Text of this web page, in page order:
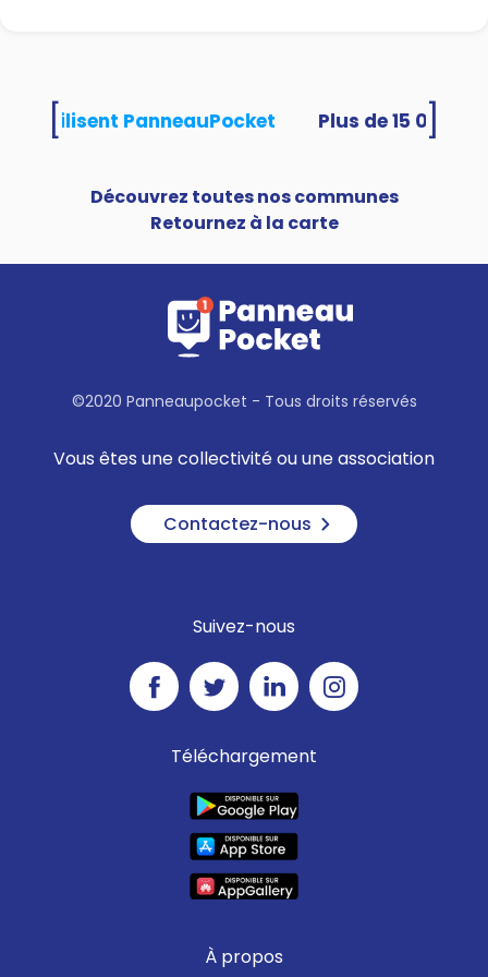
histoires d’amour interdites."
Plus d’infos ? 02 32 34 01 14
Du 24 au 28 août au
Summer Camp avec le NB
Basket 🏀
Catégories U11 à U18, de 9h à
16h30, au gymnase du Haut-
Pour réserver ?07 68 37 06
Samedi 29 août au Neubourg
41 associations seront
RDV de 9h30 à 17h30, au
gymnase du Haut-Phare.
Plus d'infos ? 02 32 35 17 33
Samedi 29 août à Bacquepuis
Concours de pétanque
RDV au silo de Bacquepuis
pour un concours de
Jet du but à 14h
utilisent PanneauPocket
Découvrez toutes nos communes
Retournez à la carte
©2020 Panneaupocket - Tous droits réservés
Vous êtes une collectivité ou une association
Contactez-nous
Suivez-nous
Téléchargement
À propos